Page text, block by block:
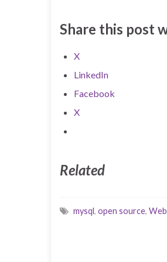
Share this post
X
LinkedIn
Facebook
X
Related
mysql, open source,